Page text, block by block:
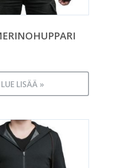
LUE LISÄÄ »